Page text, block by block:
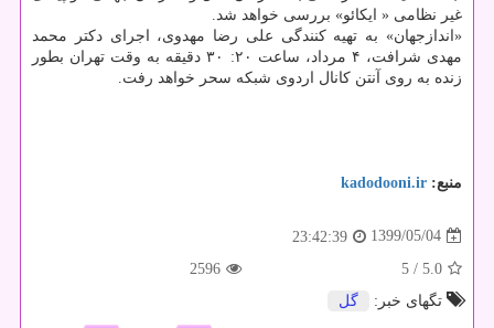
غیر نظامی « ایکائو» بررسی خواهد شد.
«اندازجهان» به تهیه کنندگی علی رضا مهدوی، اجرای دکتر محمد
مهدی شرافت، ۴ مرداد، ساعت ۲۰: ۳۰ دقیقه به وقت تهران بطور
زنده به روی آنتن کانال اردوی شبکه سحر خواهد رفت.
منبع: kadodooni.ir
1399/05/04
23:42:39
5.0
/ 5
2596
تگهای خبر:
گل